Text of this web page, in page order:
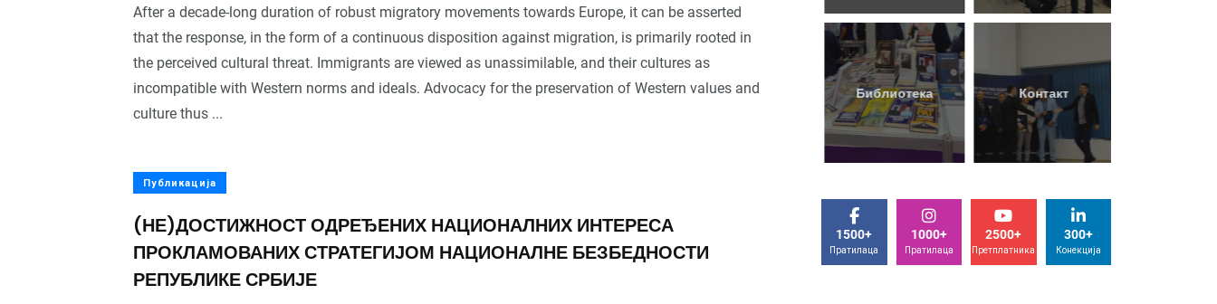
After a decade-long duration of robust migratory movements towards Europe, it can be asserted
that the response, in the form of a continuous disposition against migration, is primarily rooted in
the perceived cultural threat. Immigrants are viewed as unassimilable, and their cultures as
incompatible with Western norms and ideals. Advocacy for the preservation of Western values and
culture thus ...
Публикација
(НЕ)ДОСТИЖНОСТ ОДРЕЂЕНИХ НАЦИОНАЛНИХ ИНТЕРЕСА
ПРОКЛАМОВАНИХ СТРАТЕГИЈОМ НАЦИОНАЛНЕ БЕЗБЕДНОСТИ
РЕПУБЛИКЕ СРБИЈЕ
50+
Истраживача
Библиотека Контакт 80+ 50+ Библиотека Контакт
1500+
Пратилаца
1000+
Пратилаца
2500+
Претплатника
300+
Конекција